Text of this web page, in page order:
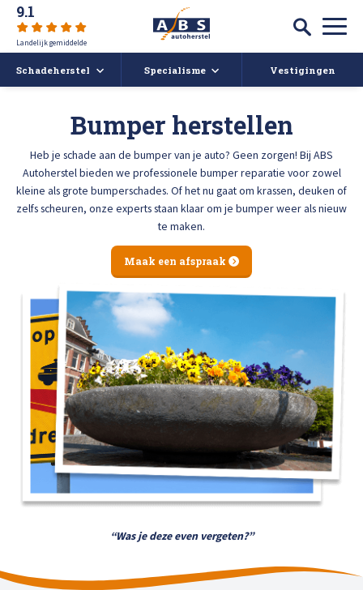
9.1
Landelijk gemiddelde
Schadeherstel Specialisme Vestigingen
Caravan- en camperreparatie
Ruitschade
Afspraak maken
Auto uitdeuken zonder spuiten
Autoruit reparatie
Krassen verwijderen
High Tech Schadeherstel
Lakschade herstellen
Spotrepair
Steenslag herstellen
Over ABS
ABS Actueel
Deukendag
Contact
Bel ons op: 0900 - 6611111
Bumper herstellen
Heb je schade aan de bumper van je auto? Geen zorgen! Bij ABS
Autoherstel bieden we professionele bumper reparatie voor zowel
kleine als grote bumperschades. Of het nu gaat om krassen, deuken of
zelfs scheuren, onze experts staan klaar om je bumper weer als nieuw
te maken.
Maak een afspraak
“Was je deze even vergeten?”